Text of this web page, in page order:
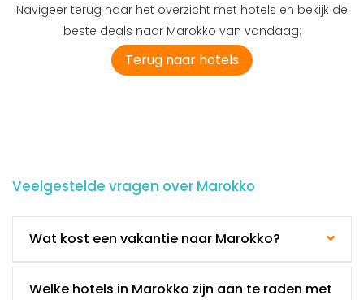
Navigeer terug naar het overzicht met hotels en bekijk de
beste deals naar Marokko van vandaag:
Terug naar hotels
Veelgestelde vragen over Marokko
Wat kost een vakantie naar Marokko?
Welke hotels in Marokko zijn aan te raden met